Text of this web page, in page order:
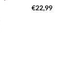
€22,99